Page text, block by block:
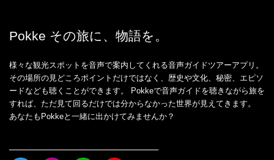
Pokke その旅に、物語を。
様々な観光スポットを音声で案内してくれる音声ガイドツアーアプリ。
その場所の見どころポイントだけではなく、歴史や文化、秘密、エピソ
ードなども聴くことができます。 Pokkeで音声ガイドを聴きながら旅を
すれば、ただ見て回るだけでは分からなかった世界が見えてきます。
あなたもPokkeと一緒に出かけてみませんか？